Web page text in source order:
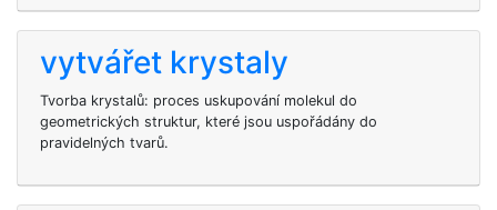
vytvářet krystaly
Tvorba krystalů: proces uskupování molekul do
geometrických struktur, které jsou uspořádány do
pravidelných tvarů.